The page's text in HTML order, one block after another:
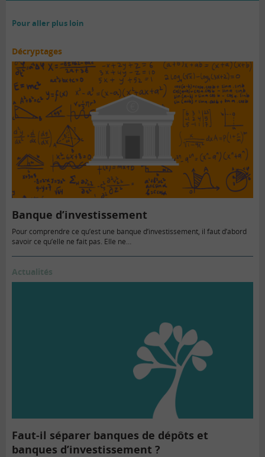
Pour aller plus loin
Décryptages
Banque d’investissement
Pour comprendre ce qu’est une banque d’investissement, il faut d’abord
savoir ce qu’elle ne fait pas. Elle ne…
Actualités
Faut-il séparer banques de dépôts et
banques d’investissement ?